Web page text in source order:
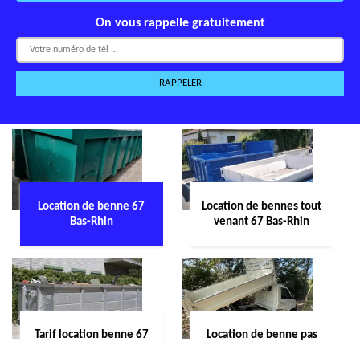
On vous rappelle gratuitement
Location de benne 67
Bas-Rhin
Location de bennes tout
venant 67 Bas-Rhin
Tarif location benne 67
Location de benne pas